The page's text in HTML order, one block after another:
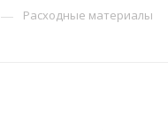
— Расходные материалы